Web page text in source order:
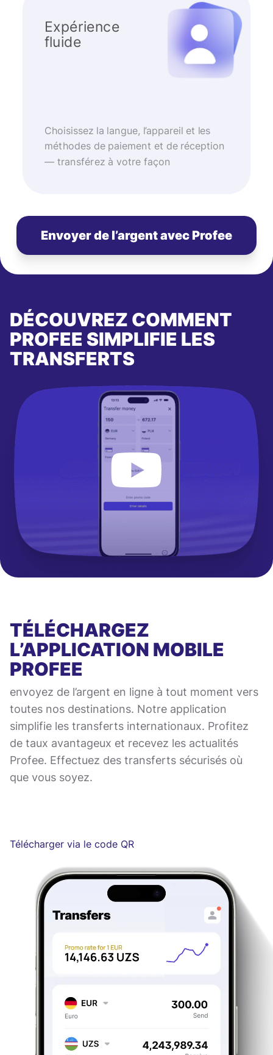
Expérience
fluide
Choisissez la langue, l’appareil et les
méthodes de paiement et de réception
— transférez à votre façon
Envoyer de l’argent avec Profee
DÉCOUVREZ COMMENT
PROFEE SIMPLIFIE LES
TRANSFERTS
TÉLÉCHARGEZ
L’APPLICATION MOBILE
PROFEE
envoyez de l’argent en ligne à tout moment vers
toutes nos destinations. Notre application
simplifie les transferts internationaux. Profitez
de taux avantageux et recevez les actualités
Profee. Effectuez des transferts sécurisés où
que vous soyez.
Télécharger via le code QR